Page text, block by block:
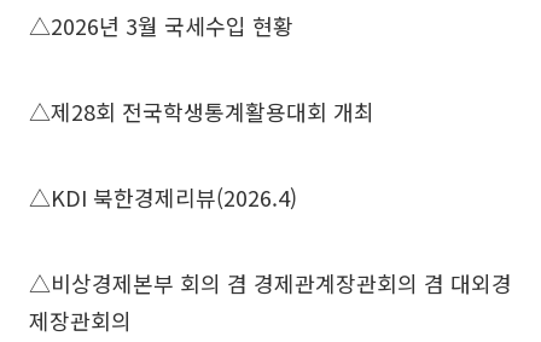
△2026년 3월 국세수입 현황
△제28회 전국학생통계활용대회 개최
△KDI 북한경제리뷰(2026.4)
△비상경제본부 회의 겸 경제관계장관회의 겸 대외경
제장관회의